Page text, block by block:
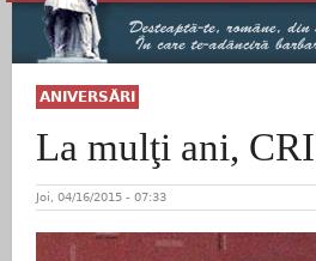
ANIVERSĂRI
La mulţi ani,
Joi, 04/16/2015 - 07:33